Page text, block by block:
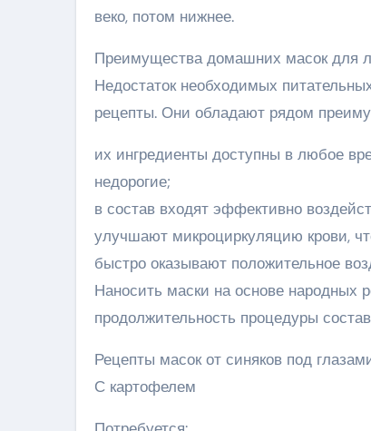
веко, потом нижнее.
Преимущества домашних масок для
Недостаток необходимых
рецепты. Они обладают рядом
их ингредиенты доступны в любое
недорогие;
в состав входят эффективно
улучшают микроциркуляцию крови,
быстро оказывают положительное
Наносить маски на основе народных
продолжительность процедуры
Рецепты масок от синяков под
С картофелем